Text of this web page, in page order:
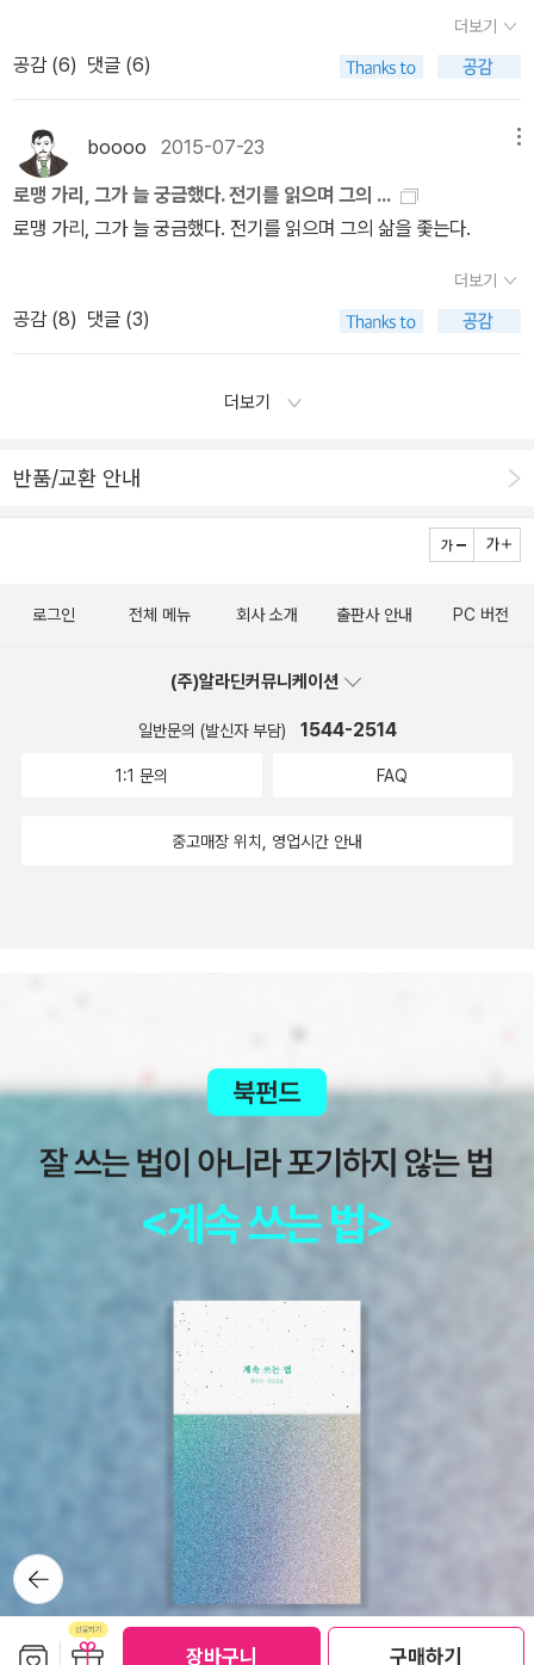
장바구니 구매하기
의 두 번째 임신에 대한 헤밍웨이의 반응을 묘사하는 것 같다.'라는 것
호 속에 넣으며 이를 따라가 보도록 하자.'원치 않은 아기처럼, 무용한
것을 표상하는 비현실적인 동물인 흰 코끼리에 언덕을 비유한 것은
이 이야기의 의미에 매우 중요하다.(코끼리를 원치 않은 아기에 비유
한 것은 다소 억지스럽다. 이 비유는 헤밍웨이 것이 아니라 그 교수 것
으로, 이 단편에 대한 감상적 해석을 준비하기 위한 것 같다.) 이 비유
는 논란거리가 되며, 경치에 감동한 상상력이 풍부한 여인과, 그녀의
다.) 사내. 그는 둘 사이가 예전과 똑같아질 수 있도록 여자를 낙태시
인은 아기를 죽이고(아기가 아직 태어나지 않은 이상 그녀는 아기를
은 모두 허위이며(아니다. 사내가 하는 말은 모두 흔한 위로의 말들,
두 아이러니컬하다.(우리는 아가씨의 말을 얼마든지 다르게 설명할
를 사랑했다거나 그의 사랑을 잃어버렸다는 증거는 어디에도 없다.)
않으면서 그걸 하는 걸 원하지 않아.' 라고 두 번이나 말하며, 그의 말
이 진정이 아니라는 증거는 어디에도 없다.) 그가 그녀에게 그런 일을
없게 되리란 점을 내포한다.(이 역에서의 장면 뒤에 일어날 일을 예상
아이들이 분열 증세를 보이며 요제프 K처럼 될 것이다. 그리고 이 단
편 속 아내는 어디에서도 남편으로 지칭되지 않았다. 게다가 헤밍웨
이의 글에서는 여성 등장인물이 언제나 girl, 즉 아가씨인 까닭에 그는
남편일 수가 없다. 이 미국 교수가 일부러 아가씨를 woman(부인)이
라고 칭하는 거라면, 이는 의도적인 경멸이다. 그는 두 등장인물을 헤
밍웨이와 그의 아내로 이해시키려는 것이다.) 그런 뒤 그녀는 그에게
저 멀리 보이는 언덕들에서 위안을 찾는다. 도움을 구하기 위해 눈을
들어 언덕 쪽을 쳐다볼 때 그녀의 그 평화로운 관조는(우리는 자연의
관조가 그 아가씨에게 일깨우는 감정에 대해 전혀 알지 못한다. 하지
만 씁쓸한 심정이었다가 뒤이어 내뱉는 그녀의 말들, 어떤 경우에도
그 말은 평화로울 수 없다.) 구약 「시편」121을 상기시킨다.(헤밍웨이
의 문체가 간결해질수록 이 해설자의 문체는 과장된다.) 하지만 이 정
신 상태는 토론을 계속할 것을 고집하는 사내에 의해 파괴되며(주의
깊게 이 단편을 읽어 보자. 잠시 멀어졌다가 먼저 말을 꺼내 토론을 계
속하는 쪽은 미국인이 아니라 아가씨다. 사내는 토론을 하려 들지 않
는다. 다만 아가씨를 달래고자 할 뿐이다.) 그녀를 신경증 발작으로
이끌고 간다. 그래서 그녀가 버럭 짜증을 내며 외친다. '날 위해 뭘 좀
을 느끼고 책을 사보았는데, 리스팅을 해보니 그에 관한 책까지 포함
주문을 기다리는 처지에, 조르주 심농과 함께 로맹 가리를 다음 차례
로 정해놓고 말았다. 열심히 벌어서, 세금을 내고, 먹고 사는 비용을
지불하고, 나머지는 책값으로 쓰는 삶이다. 시대가 시대이니만큼, 이
놓치기 아까운 영화였다. 2시간이 한 시간처럼 흘렀다. 올 해 2월에
개봉 된 여름 가을 편의 속편격에 해당하는 겨울 봄편은 눈 풍경으로
시작된다. 시장 봐다 먹기의 어려움과 눈 치우는 일이 고되겠구나 생
각은 잠깐 눈 풍경들이 시선을 사로잡았다. 그 풍경안에 내가 들어가
있는 듯 해서 아주 마냥 좋기만 했다. 사람들은 대개 현실에
서 못 벗어나거나, 벗어 나고픈 생각이 없을 때 환타지를 꿈꾼다. 스스
로 환타지로 들어가거나, 그럴 의사가 있는 사람들은 적극적으로 그
런 환경을 만들지 영화정도 보면서 대리 만족을 하지는 않을 것이다.
나 또한 귀농에 대한 환타지를 가지고만 있다. 게을러서 스스로 지어
만큼의 논에 쌀농사를 짓고 싶다고 생각했는데, 영화 속의 주인공은
소리로 시끄러울 것이고 모기도 많고 기타 등등 이겠지만 일단은 그
에 들었는데, 나도 그런 도마를 가지고 싶다. 이런 생각들을 하며 보기
음식 재료 하나를 가꾸는 정성과 과정들이 더할 수 없이 잘 표현된 영
추억이 어떻게 모여서 하나의 인간을 형성하는지, 외로움의 정서를
자연이 인간에게 주는 영향과 자연과 인간이 주고 받으며 산다는 것
은 어떤 것인지 생각을 불러 오는 영화였다. 개인적으로 <사랑 도감
었다. 쇠뜨기로 어떻게 나물을 하지? 맛도 없을 것 같고 시간과 노력
해먹는다, 까지만 접수하고 있었던 나로서는 그 이외의 요리법을 알
게 된 것 또한 기분 좋은 일이었다. 단풍취를 방풍나물로, 바람꽃을 아
네모네로 번역한 것은 맞지 않는다. 방풍나물은 바닷가에 자라는 나
물이고 화면에 나오는 식물과는 분명 모양이 다르다. 바람꽃은 학명
에 아네모네가 들어가는 것은 맞지만, 우리나라에서 흔히 아네모네라
고 하는 꽃은 절화로 주로 판매되는 큰 꽃이다. 크레송은 우리 정서상
돌미나리로 번역하는 것이 더 맞는 것 같다. 오갈피는 오가피와 같이
연이 주는 이득만을 취한다는 것이 아니다. 자연 속에서 또 하나의 자
연인 나를 가꾸고 미래를 생각하는 일이다. 미래는 지금 이 순간의 기
쁨을 아는 자만이 가질 수 있는 것이고, 지금 이 순간의 기쁨은 과거와
화해한 이들만이 누릴 수 있는 것이다. 라는 생각을 하는 아침이다.
어제 도서관에서는 <무엇이 예술인가>를 읽고 발생 된 책들과, 커피
샘이 추천해준 책, 요즘 꽃힌 자서전, 제목이 눈에 익숙한 책을 빌려왔
더보기
공감 (6) 댓글 (6)
boooo 2015-07-23
로맹 가리, 그가 늘 궁금했다. 전기를 읽으며 그의 ...
로맹 가리, 그가 늘 궁금했다. 전기를 읽으며 그의 삶을 좇는다.
더보기
공감 (8) 댓글 (3)
더보기
반품/교환 안내
뒤로가
기
로그인 전체 메뉴 회사 소개 출판사 안내 PC 버전
(주)알라딘커뮤니케이션
일반문의 (발신자 부담) 1544-2514
1:1 문의 FAQ
중고매장 위치, 영업시간 안내